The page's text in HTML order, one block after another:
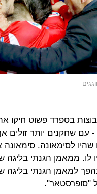
בספרד פשוט חיקו
- עם שחקנים יותר זולים
לסימאונה.
לו. ממאמן הגנתי
למאמן הגנתי בליגה
"סופרסטאר".